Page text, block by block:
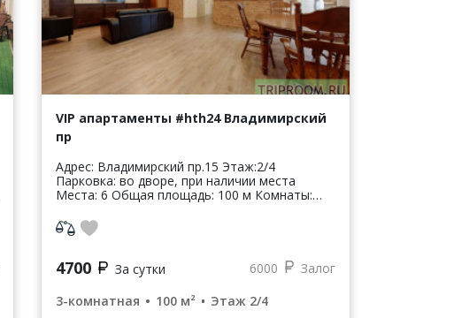
VIP апартаменты #hth24 Владимирский
пр
Адрес: Владимирский пр.15 Этаж:2/4
Парковка: во дворе, при наличии места
Места: 6 Общая площадь: 100 м Комнаты:
4700 За сутки 6000
Залог
3-комнатная
100 м² Этаж 2/4